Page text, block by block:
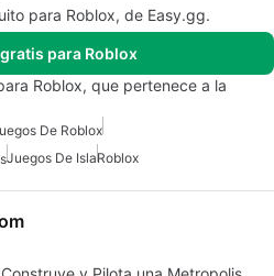
para Roblox, de Easy.gg.
para Roblox
Roblox, que pertenece a la
De Roblox
Juegos De IslaRoblox